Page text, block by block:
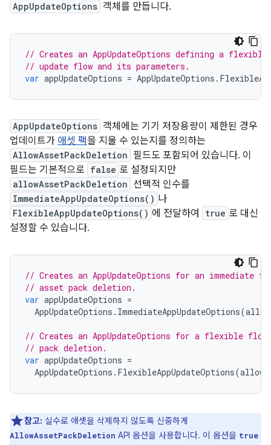
AppUpdateOptions 객체를 만듭니다.
// Creates an AppUpdateOptions defining a flexible
// update flow and its parameters.
var appUpdateOptions = AppUpdateOptions .
AppUpdateOptions 객체에는 기기 저장용량이 제한된 경우
업데이트가 애셋 팩을 지울 수 있는지를 정의하는
AllowAssetPackDeletion 필드도 포함되어 있습니다. 이
필드는 기본적으로 false 로 설정되지만
allowAssetPackDeletion 선택적 인수를
ImmediateAppUpdateOptions() 나
FlexibleAppUpdateOptions() 에 전달하여 true 로 대신
설정할 수 있습니다.
// Creates an AppUpdateOptions for an immediate
// asset pack deletion.
var appUpdateOptions =
AppUpdateOptions . ImmediateAppUpdateOptions(
// Creates an AppUpdateOptions for a flexible
// pack deletion.
var appUpdateOptions =
AppUpdateOptions . FlexibleAppUpdateOptions(
참고: 실수로 애셋을 삭제하지 않도록 신중하게
AllowAssetPackDeletion API 옵션을 사용합니다. 이 옵션을 true